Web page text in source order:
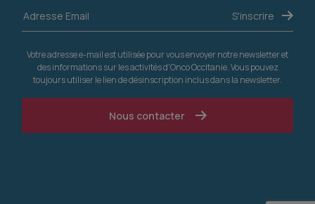
Votre adresse e-mail est utilisée pour vous envoyer notre newsletter et
des informations sur les activités d'Onco Occitanie. Vous pouvez
toujours utiliser le lien de désinscription inclus dans la newsletter.
Nous contacter